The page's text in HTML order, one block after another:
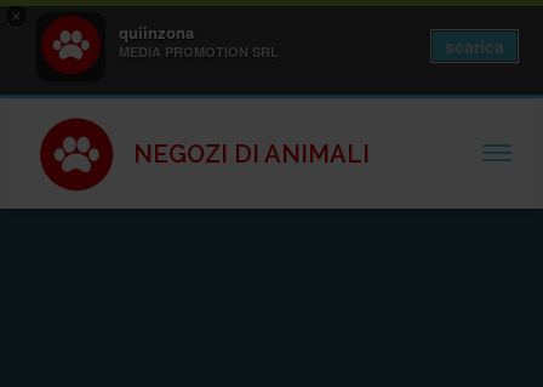
×
quiinzona
MEDIA PROMOTION SRL scarica
NEGOZI DI ANIMALI